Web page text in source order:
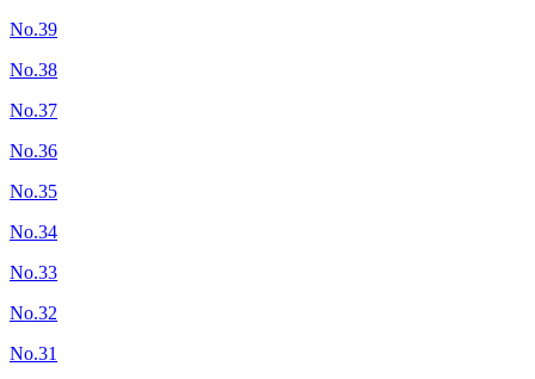
No.39
No.38
No.37
No.36
No.35
No.34
No.33
No.32
No.31